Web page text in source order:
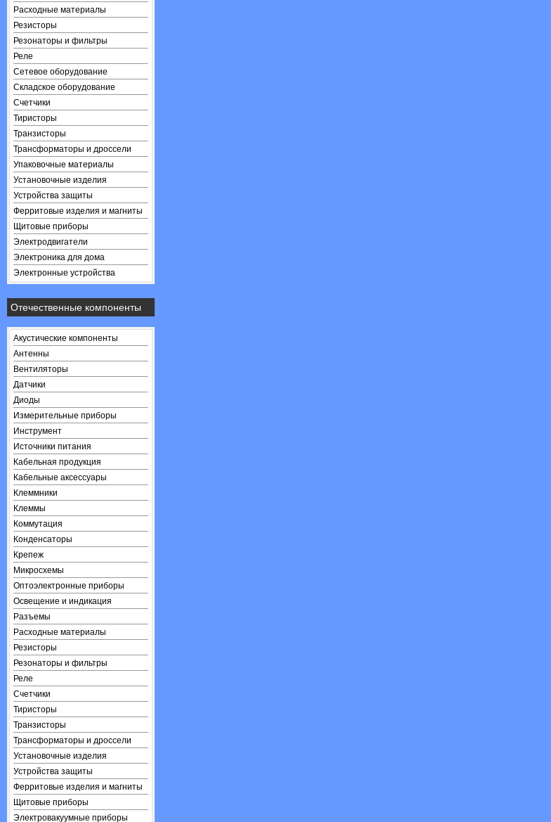
Расходные материалы
Резисторы
Резонаторы и фильтры
Реле
Сетевое оборудование
Складское оборудование
Счетчики
Тиристоры
Транзисторы
Трансформаторы и дроссели
Упаковочные материалы
Установочные изделия
Устройства защиты
Ферритовые изделия и магниты
Щитовые приборы
Электродвигатели
Электроника для дома
Электронные устройства
Отечественные компоненты
Акустические компоненты
Антенны
Вентиляторы
Датчики
Диоды
Измерительные приборы
Инструмент
Источники питания
Кабельная продукция
Кабельные аксессуары
Клеммники
Клеммы
Коммутация
Конденсаторы
Крепеж
Микросхемы
Оптоэлектронные приборы
Освещение и индикация
Разъемы
Расходные материалы
Резисторы
Резонаторы и фильтры
Реле
Счетчики
Тиристоры
Транзисторы
Трансформаторы и дроссели
Установочные изделия
Устройства защиты
Ферритовые изделия и магниты
Щитовые приборы
Электровакуумные приборы